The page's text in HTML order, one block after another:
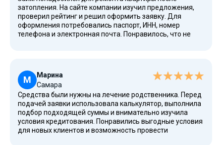
затопления. На сайте компании изучил предложения,
проверил рейтинг и решил оформить заявку. Для
оформления потребовались паспорт, ИНН, номер
телефона и электронная почта. Понравилось, что не
времени.
М
Марина
Самара
Средства были нужны на лечение родственника. Перед
подачей заявки использовала калькулятор, выполнила
подбор подходящей суммы и внимательно изучила
условия кредитования. Понравились выгодные условия
для новых клиентов и возможность провести